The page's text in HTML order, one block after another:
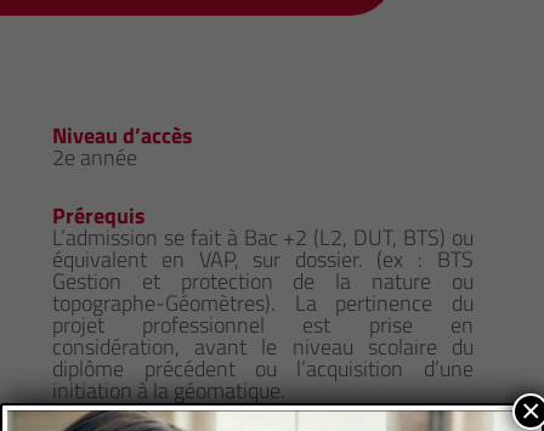
Niveau d’accès
2e année
Prérequis
L’admission se fait à Bac +2 (L2, DUT, BTS) ou
équivalent en VAP, sur dossier. (ex : BTS
Gestion et protection de la nature ou
topographe-Géomètres). La pertinence du
projet professionnel est prise en
considération, avant le niveau scolaire du
diplôme précédent ou l’acquisition d’une
initiation à la géomatique.
×